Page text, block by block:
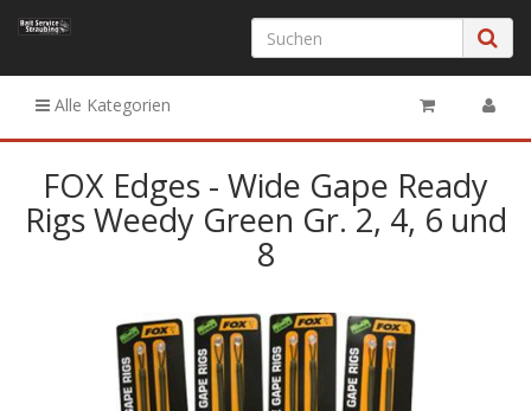
Alle Kategorien
FOX Edges - Wide Gape Ready
Rigs Weedy Green Gr. 2, 4, 6 und
8